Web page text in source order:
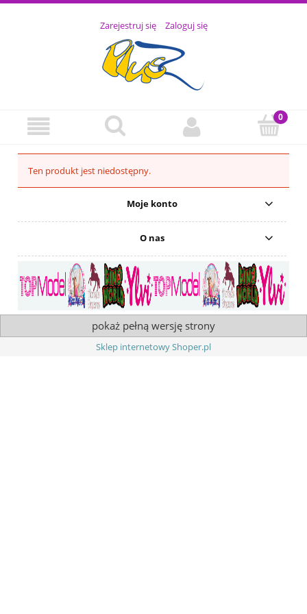
Zarejestruj się Zaloguj się
Ten produkt jest niedostępny.
Moje konto
O nas
pokaż pełną wersję strony
Sklep internetowy Shoper.pl